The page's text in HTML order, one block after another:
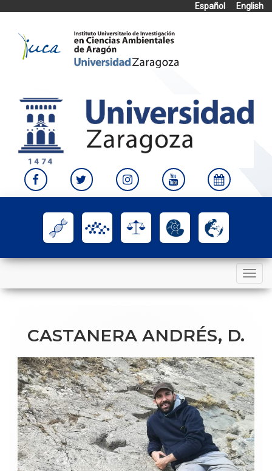
Español
English
content
Toggle
navigation
CASTANERA ANDRÉS, D.